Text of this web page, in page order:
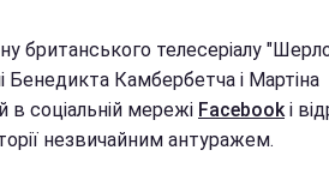
британського телесеріалу
Бенедикта Камбербетча і Мартіна
в соціальній мережі Facebookі
незвичайним антуражем.